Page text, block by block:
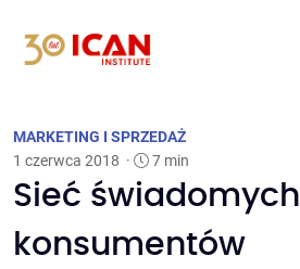
MARKETING I SPRZEDAŻ
1 czerwca 2018 · 7 min
Sieć świadomych
konsumentów